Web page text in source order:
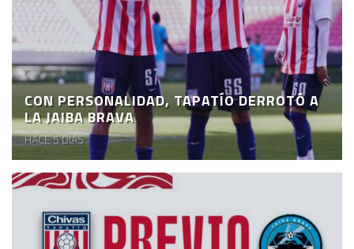
CON PERSONALIDAD, TAPATÍO DERROTÓ A
LA JAIBA BRAVA
HACE 5 DÍAS